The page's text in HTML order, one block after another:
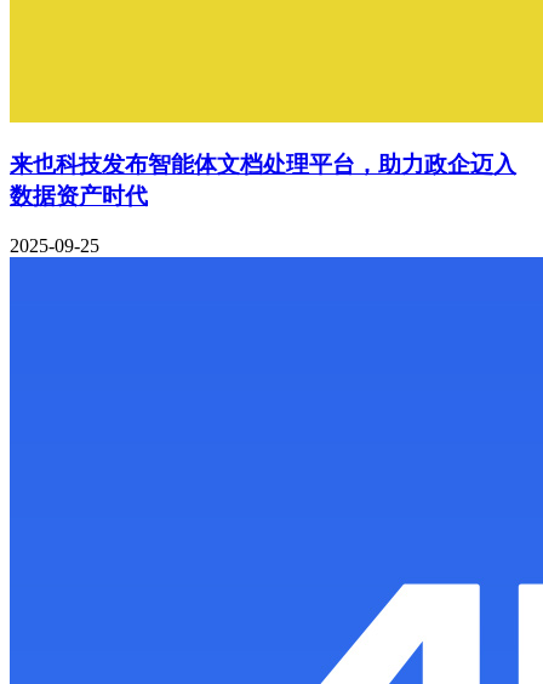
来也科技发布智能体文档处理平台，助力政企迈入
数据资产时代
2025-09-25